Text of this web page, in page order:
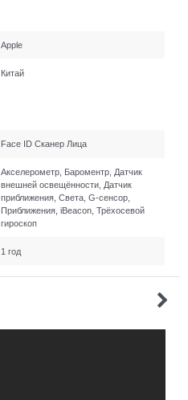
Apple
Китай
Face ID Сканер Лица
Акселерометр, Бароментр, Датчик
внешней освещённости, Датчик
приближения, Света, G-сенсор,
Приближения, iBeacon, Трёхосевой
гироскоп
1 год